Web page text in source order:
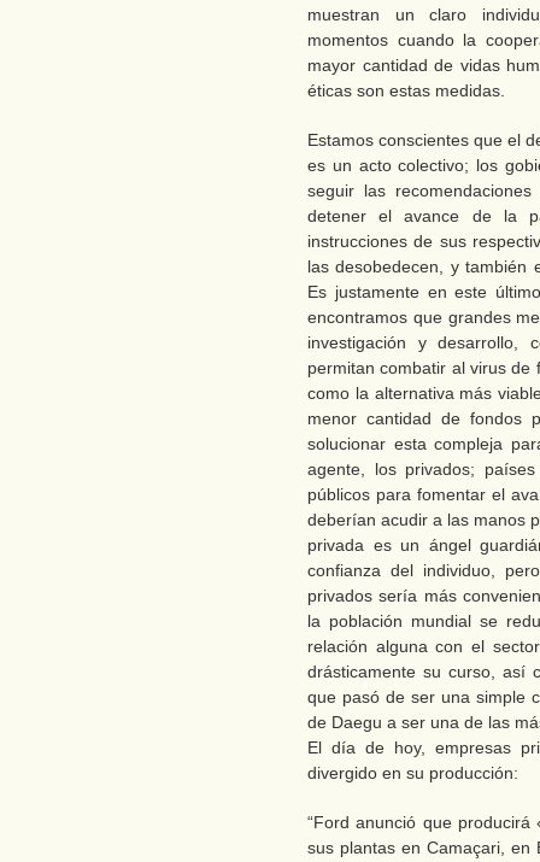
muestran un claro
momentos cuando la
mayor cantidad de vidas
éticas son estas medidas.
Estamos conscientes que el
es un acto colectivo; los
seguir las
detener el avance de la
instrucciones de sus
las desobedecen, y también
Es justamente en este
encontramos que grandes
investigación y
permitan combatir al virus
como la alternativa más
menor cantidad de fondos
solucionar esta compleja
agente, los privados;
públicos para fomentar el
deberían acudir a las manos
privada es un ángel
confianza del individuo,
privados sería más
la población mundial se
relación alguna con el
drásticamente su curso, así
que pasó de ser una simple
de Daegu a ser una de las
El día de hoy, empresas
divergido en su producción:
“Ford anunció que
sus plantas en Camaçari, en